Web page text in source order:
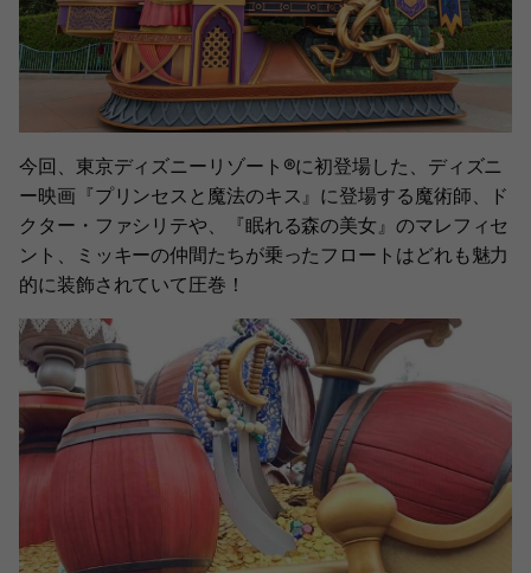
今回、東京ディズニーリゾート®︎に初登場した、ディズニ
ー映画『プリンセスと魔法のキス』に登場する魔術師、ド
クター・ファシリテや、『眠れる森の美女』のマレフィセ
ント、ミッキーの仲間たちが乗ったフロートはどれも魅力
的に装飾されていて圧巻！